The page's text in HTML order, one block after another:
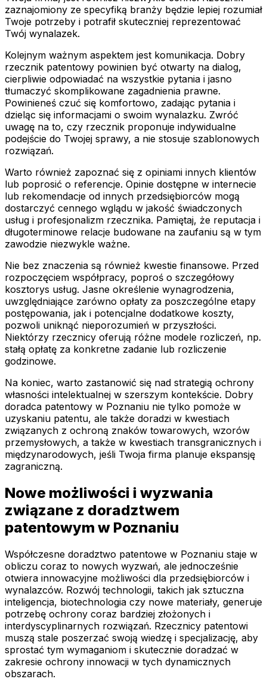
zaznajomiony ze specyfiką branży będzie lepiej rozumiał
Twoje potrzeby i potrafił skuteczniej reprezentować
Twój wynalazek.
Kolejnym ważnym aspektem jest komunikacja. Dobry
rzecznik patentowy powinien być otwarty na dialog,
cierpliwie odpowiadać na wszystkie pytania i jasno
tłumaczyć skomplikowane zagadnienia prawne.
Powinieneś czuć się komfortowo, zadając pytania i
dzieląc się informacjami o swoim wynalazku. Zwróć
uwagę na to, czy rzecznik proponuje indywidualne
podejście do Twojej sprawy, a nie stosuje szablonowych
rozwiązań.
Warto również zapoznać się z opiniami innych klientów
lub poprosić o referencje. Opinie dostępne w internecie
lub rekomendacje od innych przedsiębiorców mogą
dostarczyć cennego wglądu w jakość świadczonych
usług i profesjonalizm rzecznika. Pamiętaj, że reputacja i
długoterminowe relacje budowane na zaufaniu są w tym
zawodzie niezwykle ważne.
Nie bez znaczenia są również kwestie finansowe. Przed
rozpoczęciem współpracy, poproś o szczegółowy
kosztorys usług. Jasne określenie wynagrodzenia,
uwzględniające zarówno opłaty za poszczególne etapy
postępowania, jak i potencjalne dodatkowe koszty,
pozwoli uniknąć nieporozumień w przyszłości.
Niektórzy rzecznicy oferują różne modele rozliczeń, np.
stałą opłatę za konkretne zadanie lub rozliczenie
godzinowe.
Na koniec, warto zastanowić się nad strategią ochrony
własności intelektualnej w szerszym kontekście. Dobry
doradca patentowy w Poznaniu nie tylko pomoże w
uzyskaniu patentu, ale także doradzi w kwestiach
związanych z ochroną znaków towarowych, wzorów
przemysłowych, a także w kwestiach transgranicznych i
międzynarodowych, jeśli Twoja firma planuje ekspansję
zagraniczną.
Nowe możliwości i wyzwania
związane z doradztwem
patentowym w Poznaniu
Współczesne doradztwo patentowe w Poznaniu staje w
obliczu coraz to nowych wyzwań, ale jednocześnie
otwiera innowacyjne możliwości dla przedsiębiorców i
wynalazców. Rozwój technologii, takich jak sztuczna
inteligencja, biotechnologia czy nowe materiały, generuje
potrzebę ochrony coraz bardziej złożonych i
interdyscyplinarnych rozwiązań. Rzecznicy patentowi
muszą stale poszerzać swoją wiedzę i specjalizację, aby
sprostać tym wymaganiom i skutecznie doradzać w
zakresie ochrony innowacji w tych dynamicznych
obszarach.